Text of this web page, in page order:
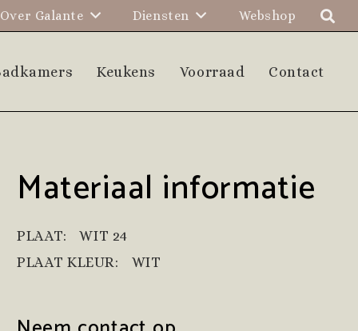
Over Galante Diensten Webshop
Keukens Voorraad Contact
Materiaal informatie
PLAAT:
WIT 24
PLAAT KLEUR:
WIT